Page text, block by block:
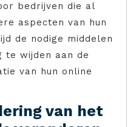
bedrijven die al
aspecten van hun
de nodige middelen
te wijden aan de
van hun online
van het